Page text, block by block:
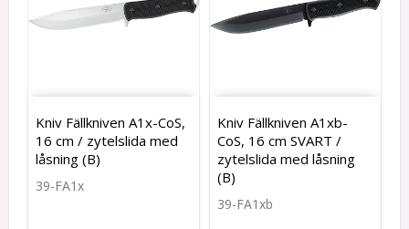
Kniv Fällkniven A1x-CoS,
16 cm / zytelslida med
låsning (B)
39-FA1x
Kniv Fällkniven A1xb-
CoS, 16 cm SVART /
zytelslida med låsning
(B)
39-FA1xb